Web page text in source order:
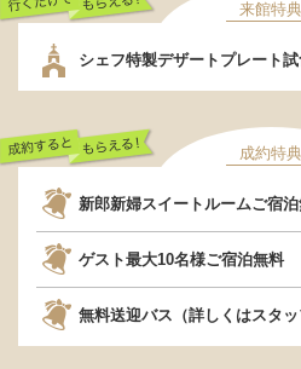
来館特典
シェフ特製デザートプレート
成約特典
新郎新婦スイートルームご宿
ゲスト最大10名様ご宿泊無料
無料送迎バス（詳しくはスタッ